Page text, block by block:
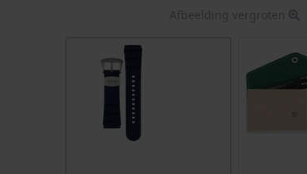
Afbeelding vergroten